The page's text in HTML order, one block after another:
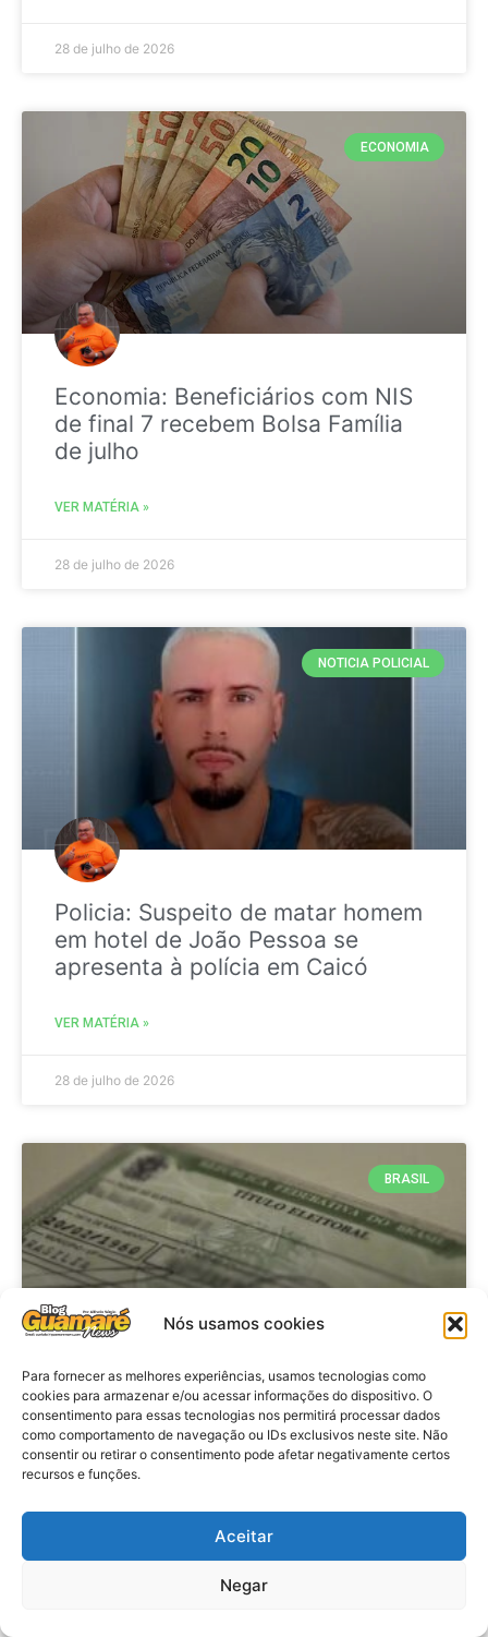
Nós usamos cookies
Para fornecer as melhores experiências, usamos tecnologias como
cookies para armazenar e/ou acessar informações do dispositivo. O
consentimento para essas tecnologias nos permitirá processar dados
como comportamento de navegação ou IDs exclusivos neste site. Não
consentir ou retirar o consentimento pode afetar negativamente certos
recursos e funções.
Aceitar
Negar
28 de julho de 2026
ECONOMIA
Economia: Beneficiários com NIS
de final 7 recebem Bolsa Família
de julho
VER MATÉRIA »
28 de julho de 2026
NOTICIA POLICIAL
Policia: Suspeito de matar homem
em hotel de João Pessoa se
apresenta à polícia em Caicó
VER MATÉRIA »
28 de julho de 2026
BRASIL
Brasil: Policia Federal investiga
753 casos de crimes eleitorais
antes das eleições